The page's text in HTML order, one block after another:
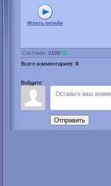
Играть онлайн
Счетчики: 2105/15
Всего комментариев: 0
Войдите:
Отправить